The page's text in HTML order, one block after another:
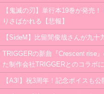
【鬼滅の刃】単行本19巻が発売
りさばかれる【悲報】
【SideM】比留間俊哉さんが九十
TRIGGERの新曲『Crescent rise
た制作会社TRIGGERとのコラボ
【A3!】祝3周年！記念ボイスも